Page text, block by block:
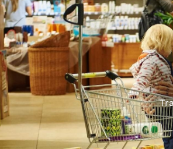
Gutscheine
& Filmpässe
Account
Suche